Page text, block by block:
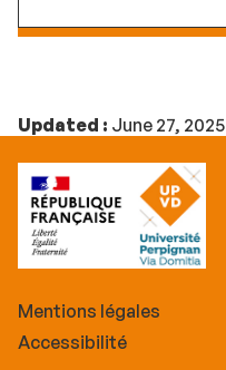
Updated : June 27, 2025
Mentions légales
Accessibilité